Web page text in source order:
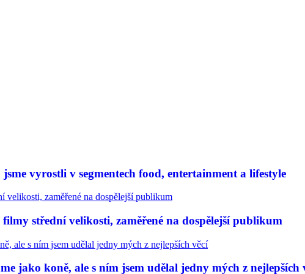
vyrostli v segmentech food, entertainment a lifestyle
střední velikosti, zaměřené na dospělejší publikum
jako koně, ale s ním jsem udělal jedny mých z nejlepších